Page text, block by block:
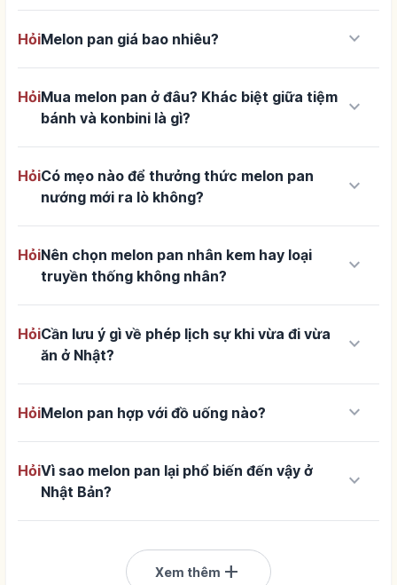
HỏiMelon pan giá bao nhiêu? keyboard_arrow_down
HỏiMua melon pan ở đâu? Khác biệt giữa tiệm
bánh và konbini là gì?
keyboard_arrow_down
HỏiCó mẹo nào để thưởng thức melon pan
nướng mới ra lò không?
keyboard_arrow_down
HỏiNên chọn melon pan nhân kem hay loại
truyền thống không nhân?
keyboard_arrow_down
HỏiCần lưu ý gì về phép lịch sự khi vừa đi vừa
ăn ở Nhật?
keyboard_arrow_down
HỏiMelon pan hợp với đồ uống nào? keyboard_arrow_down
HỏiVì sao melon pan lại phổ biến đến vậy ở
Nhật Bản?
keyboard_arrow_down
Xem thêm add